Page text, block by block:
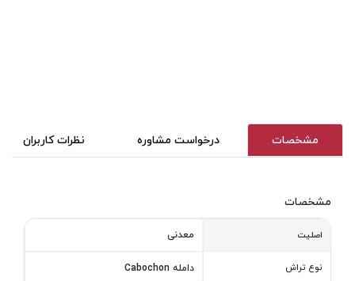
مشخصات درخواست مشاوره نظرات کاربران
مشخصات
اصلیت معدنی
نوع تراش دامله Cabochon